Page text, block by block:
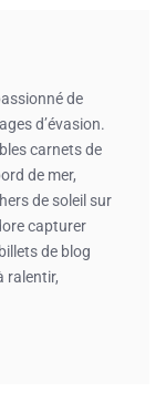
de
d’évasion.
carnets de
de mer,
de soleil sur
capturer
de blog
ralentir,